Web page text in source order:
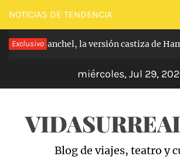
Saltar
al
contenido
NOTICIAS DE TENDENCIA
Exclusivo
de Carabanchel, la versión castiza de
miércoles, Jul 29,
Blog de viajes, teatro y